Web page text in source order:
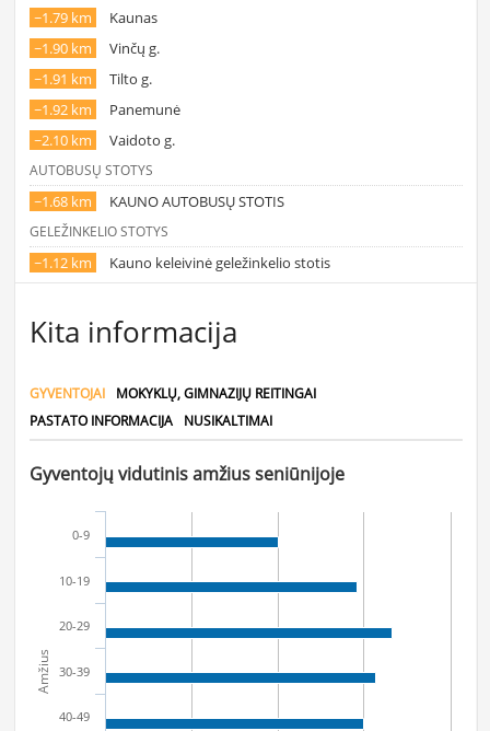
~1.79 km
Kaunas
~1.90 km
Vinčų g.
~1.91 km
Tilto g.
~1.92 km
Panemunė
~2.10 km
Vaidoto g.
AUTOBUSŲ STOTYS
~1.68 km KAUNO AUTOBUSŲ STOTIS
GELEŽINKELIO STOTYS
~1.12 km Kauno keleivinė geležinkelio stotis
Kita informacija
GYVENTOJAI
MOKYKLŲ, GIMNAZIJŲ REITINGAI
PASTATO INFORMACIJA
NUSIKALTIMAI
Gyventojų vidutinis amžius seniūnijoje
Amžius
0-9
10-19
20-29
30-39
40-49